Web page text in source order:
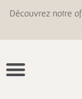
Découvrez notre